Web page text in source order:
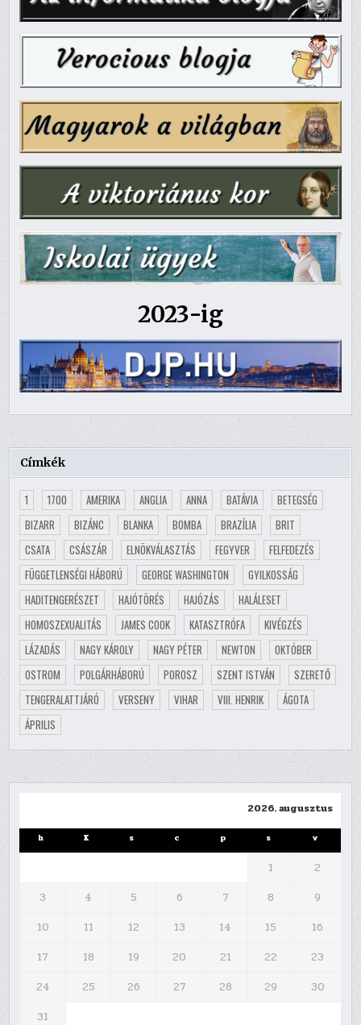
2023-ig
Címkék
1 1700 AMERIKA ANGLIA ANNA BATÁVIA
BETEGSÉG
BIZARR
BIZÁNC BLANKA BOMBA BRAZÍLIA
BRIT
CSATA
CSÁSZÁR ELNÖKVÁLASZTÁS FEGYVER
FELFEDEZÉS
FÜGGETLENSÉGI HÁBORÚ
GEORGE WASHINGTON
GYILKOSSÁG
HADITENGERÉSZET
HAJÓTÖRÉS HAJÓZÁS
HALÁLESET
HOMOSZEXUALITÁS
JAMES COOK KATASZTRÓFA
KIVÉGZÉS
LÁZADÁS
NAGY KÁROLY NAGY PÉTER NEWTON
OKTÓBER
OSTROM
POLGÁRHÁBORÚ POROSZ SZENT ISTVÁN
SZERETŐ
TENGERALATTJÁRÓ
VERSENY VIHAR VIII. HENRIK
ÁGOTA
ÁPRILIS
2026. augusztus
h K s c p s v
1
2
3
4 5 6 7 8
9
10
11 12 13 14 15
16
17
18 19 20 21 22
23
24
25 26 27 28 29
30
31